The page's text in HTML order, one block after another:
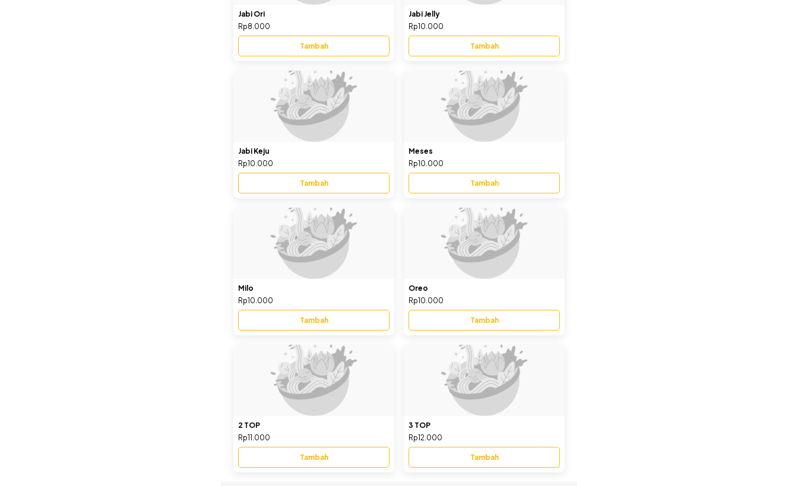
Jabi Ori
Rp8.000
Tambah
Jabi Jelly
Rp10.000
Tambah
Jabi Keju
Rp10.000
Tambah
Meses
Rp10.000
Tambah
Milo
Rp10.000
Tambah
Oreo
Rp10.000
Tambah
2 TOP
Rp11.000
Tambah
3 TOP
Rp12.000
Tambah